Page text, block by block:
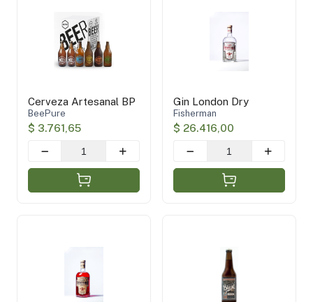
Fisherman
BeePure
Aplicar filtros
Cerveza Artesanal BP
BeePure
$ 3.761,65
Gin London Dry
Fisherman
$ 26.416,00